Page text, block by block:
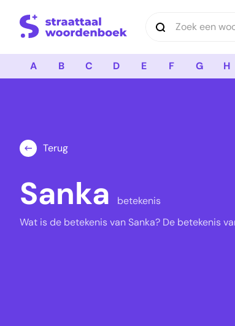
Logo Straattaal
A B C D E F G H
Terug
Sanka
betekenis
Wat is de betekenis van Sanka? De betekenis